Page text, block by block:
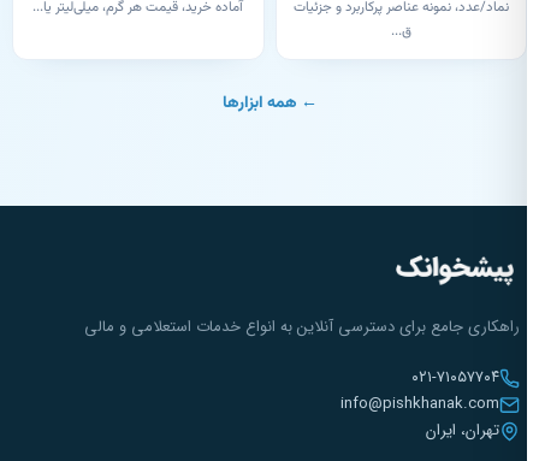
نماد/عدد، نمونه عناصر پرکاربرد و جزئیات
ق...
آماده خرید، قیمت هر گرم، میلی‌لیتر یا...
← همه ابزارها
راهکاری جامع برای دسترسی آنلاین به انواع خدمات استعلامی و مالی
۰۲۱-۷۱۰۵۷۷۰۴
info@pishkhanak.com
تهران، ایران